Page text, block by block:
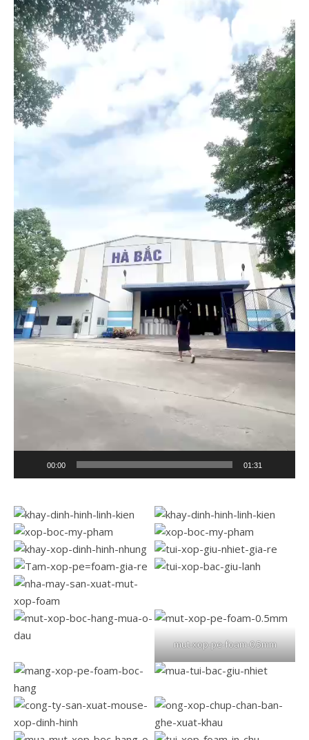
Video
00:00 01:31
mut-xop-pe-foam-0.5mm